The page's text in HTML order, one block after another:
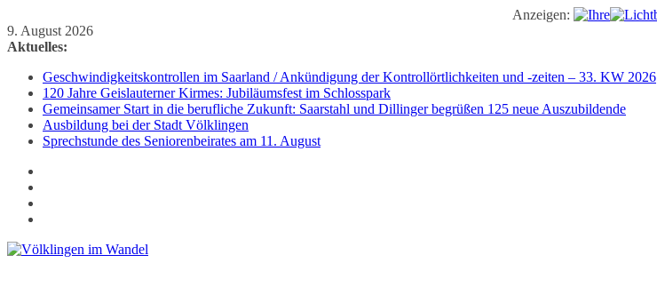
Anzeigen:
Zum
Inhalt
9. August 2026
Aktuelles:
Geschwindigkeitskontrollen im Saarland / Ankündigung der Kontrollörtlichkeiten und -zeiten – 33. KW 2026
120 Jahre Geislauterner Kirmes: Jubiläumsfest im Schlosspark
Gemeinsamer Start in die berufliche Zukunft: Saarstahl und Dillinger begrüßen 125 neue Auszubildende
Ausbildung bei der Stadt Völklingen
Sprechstunde des Seniorenbeirates am 11. August